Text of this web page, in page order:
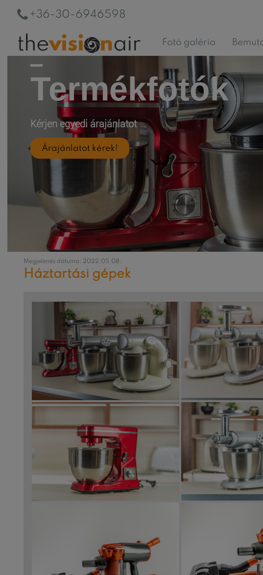
+36-30-6946598
Fotó galéria
Termékfotók
Kérjen egyedi árajánlatot
Árajánlatot kérek!
Megjelenés dátuma: 2022.05.08.
Háztartási gépek